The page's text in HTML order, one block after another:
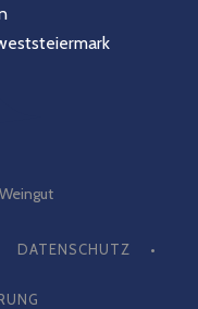
DATENSCHUTZ